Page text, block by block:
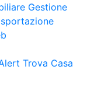
Gestione
Trova Casa